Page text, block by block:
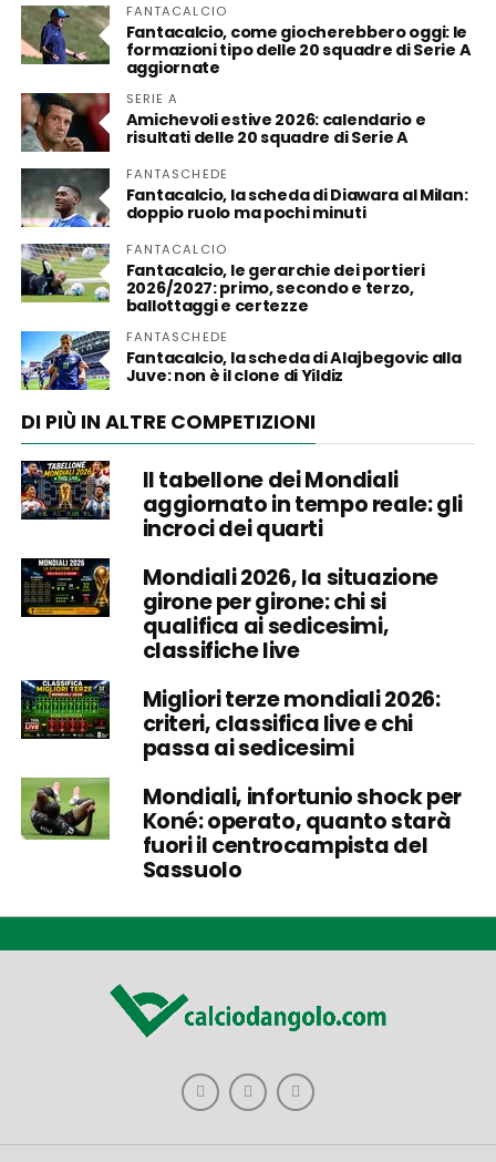
FANTACALCIO
Fantacalcio, come giocherebbero oggi: le
formazioni tipo delle 20 squadre di Serie A
aggiornate
SERIE A
Amichevoli estive 2026: calendario e
risultati delle 20 squadre di Serie A
FANTASCHEDE
Fantacalcio, la scheda di Diawara al Milan:
doppio ruolo ma pochi minuti
FANTACALCIO
Fantacalcio, le gerarchie dei portieri
2026/2027: primo, secondo e terzo,
ballottaggi e certezze
FANTASCHEDE
Fantacalcio, la scheda di Alajbegovic alla
Juve: non è il clone di Yildiz
DI PIÙ IN ALTRE COMPETIZIONI
Il tabellone dei Mondiali
aggiornato in tempo reale: gli
incroci dei quarti
Mondiali 2026, la situazione
girone per girone: chi si
qualifica ai sedicesimi,
classifiche live
Migliori terze mondiali 2026:
criteri, classifica live e chi
passa ai sedicesimi
Mondiali, infortunio shock per
Koné: operato, quanto starà
fuori il centrocampista del
Sassuolo